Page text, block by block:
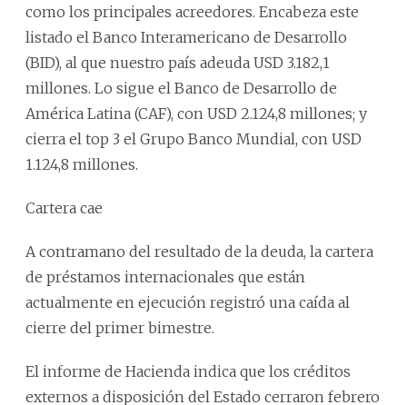
como los principales acreedores. Encabeza este
listado el Banco Interamericano de Desarrollo
(BID), al que nuestro país adeuda USD 3.182,1
millones. Lo sigue el Banco de Desarrollo de
América Latina (CAF), con USD 2.124,8 millones; y
cierra el top 3 el Grupo Banco Mundial, con USD
1.124,8 millones.
Cartera cae
A contramano del resultado de la deuda, la cartera
de préstamos internacionales que están
actualmente en ejecución registró una caída al
cierre del primer bimestre.
El informe de Hacienda indica que los créditos
externos a disposición del Estado cerraron febrero